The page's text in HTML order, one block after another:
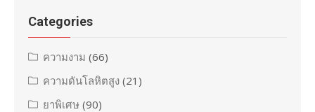
Categories
ความงาม (66)
ความดันโลหิตสูง (21)
ยาพิเศษ (90)